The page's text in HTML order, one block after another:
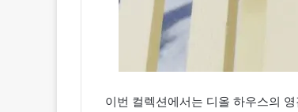
이번 컬렉션에서는 디올 하우스의